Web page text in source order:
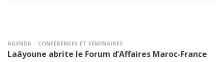
AGENDA CONFÉRENCES ET SÉMINAIRES
Laâyoune abrite le Forum d’Affaires Maroc-France